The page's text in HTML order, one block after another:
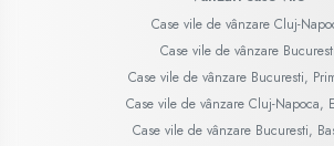
Case vile de vânzare Cluj-
Case vile de vânzare Bucuresti
Case vile de vânzare Bucuresti,
Case vile de vânzare Cluj-Napoca,
Case vile de vânzare Bucuresti,